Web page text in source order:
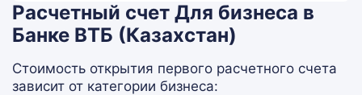
Расчетный счет Для бизнеса в
Банке ВТБ (Казахстан)
Стоимость открытия первого расчетного счета
зависит от категории бизнеса: